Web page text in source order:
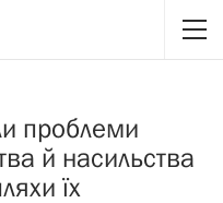
проблеми
й насильства
їх